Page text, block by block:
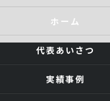
ホーム
代表あいさつ
実績事例